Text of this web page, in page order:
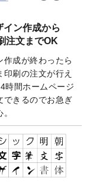
ンダーデザイン
しました。
ルバッグ が作成で
インテンプレート
のデザインテンプ
た。
ラスト素材が無料
イン作成から
注文までOK
作成が終わったら
印刷の注文が行え
時間ホームページ
できるのでお急ぎ